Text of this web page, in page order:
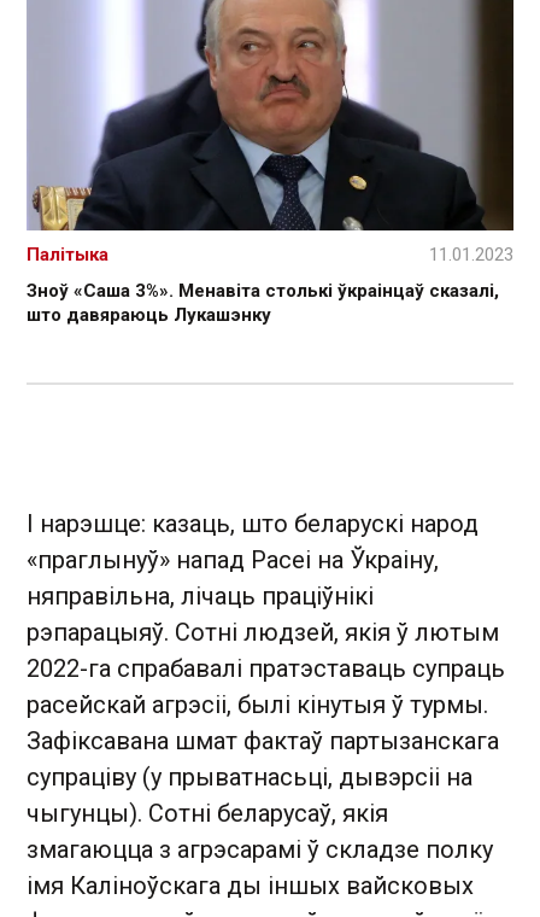
Зноў «Саша 3%». Менавіта столькі ўкраінцаў сказалі,
што давяраюць Лукашэнку
Палітыка 11.01.2023
І нарэшце: казаць, што беларускі народ
«праглынуў» напад Расеі на Ўкраіну,
няправільна, лічаць праціўнікі
рэпарацыяў. Сотні людзей, якія ў лютым
2022-га спрабавалі пратэставаць супраць
расейскай агрэсіі, былі кінутыя ў турмы.
Зафіксавана шмат фактаў партызанскага
супраціву (у прыватнасьці, дывэрсіі на
чыгунцы). Сотні беларусаў, якія
змагаюцца з агрэсарамі ў складзе полку
імя Каліноўскага ды іншых вайсковых